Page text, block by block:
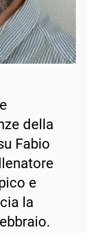
della
Fabio
e
la